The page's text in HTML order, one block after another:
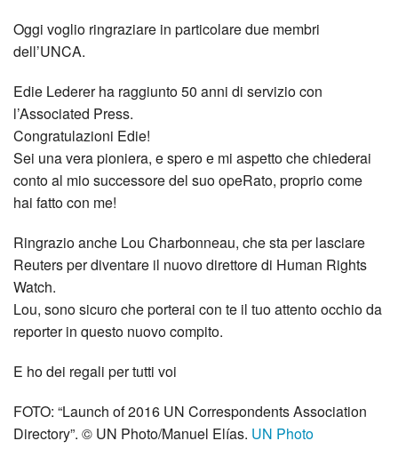
Oggi voglio ringraziare in particolare due membri
dell’UNCA.
Edie Lederer ha raggiunto 50 anni di servizio con
l’Associated Press.
Congratulazioni Edie!
Sei una vera pioniera, e spero e mi aspetto che chiederai
conto al mio successore del suo opeRato, proprio come
hai fatto con me!
Ringrazio anche Lou Charbonneau, che sta per lasciare
Reuters per diventare il nuovo direttore di Human Rights
Watch.
Lou, sono sicuro che porterai con te il tuo attento occhio da
reporter in questo nuovo compito.
E ho dei regali per tutti voi
FOTO: “Launch of 2016 UN Correspondents Association
Directory”. © UN Photo/Manuel Elías. UN Photo